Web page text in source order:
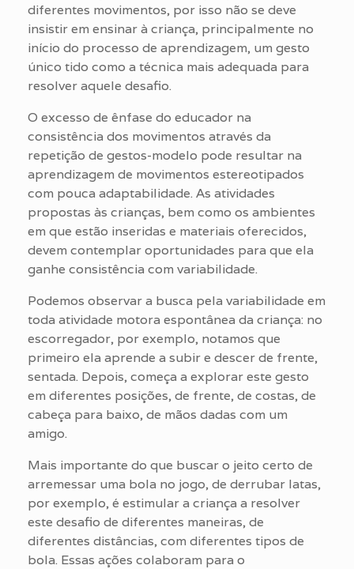
diferentes movimentos, por isso não se deve
insistir em ensinar à criança, principalmente no
início do processo de aprendizagem, um gesto
único tido como a técnica mais adequada para
resolver aquele desafio.
O excesso de ênfase do educador na
consistência dos movimentos através da
repetição de gestos-modelo pode resultar na
aprendizagem de movimentos estereotipados
com pouca adaptabilidade. As atividades
propostas às crianças, bem como os ambientes
em que estão inseridas e materiais oferecidos,
devem contemplar oportunidades para que ela
ganhe consistência com variabilidade.
Podemos observar a busca pela variabilidade em
toda atividade motora espontânea da criança: no
escorregador, por exemplo, notamos que
primeiro ela aprende a subir e descer de frente,
sentada. Depois, começa a explorar este gesto
em diferentes posições, de frente, de costas, de
cabeça para baixo, de mãos dadas com um
amigo.
Mais importante do que buscar o jeito certo de
arremessar uma bola no jogo, de derrubar latas,
por exemplo, é estimular a criança a resolver
este desafio de diferentes maneiras, de
diferentes distâncias, com diferentes tipos de
bola. Essas ações colaboram para o